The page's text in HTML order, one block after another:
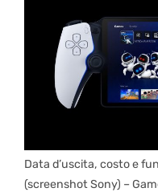
Data d’uscita, costo e
(screenshot Sony) –